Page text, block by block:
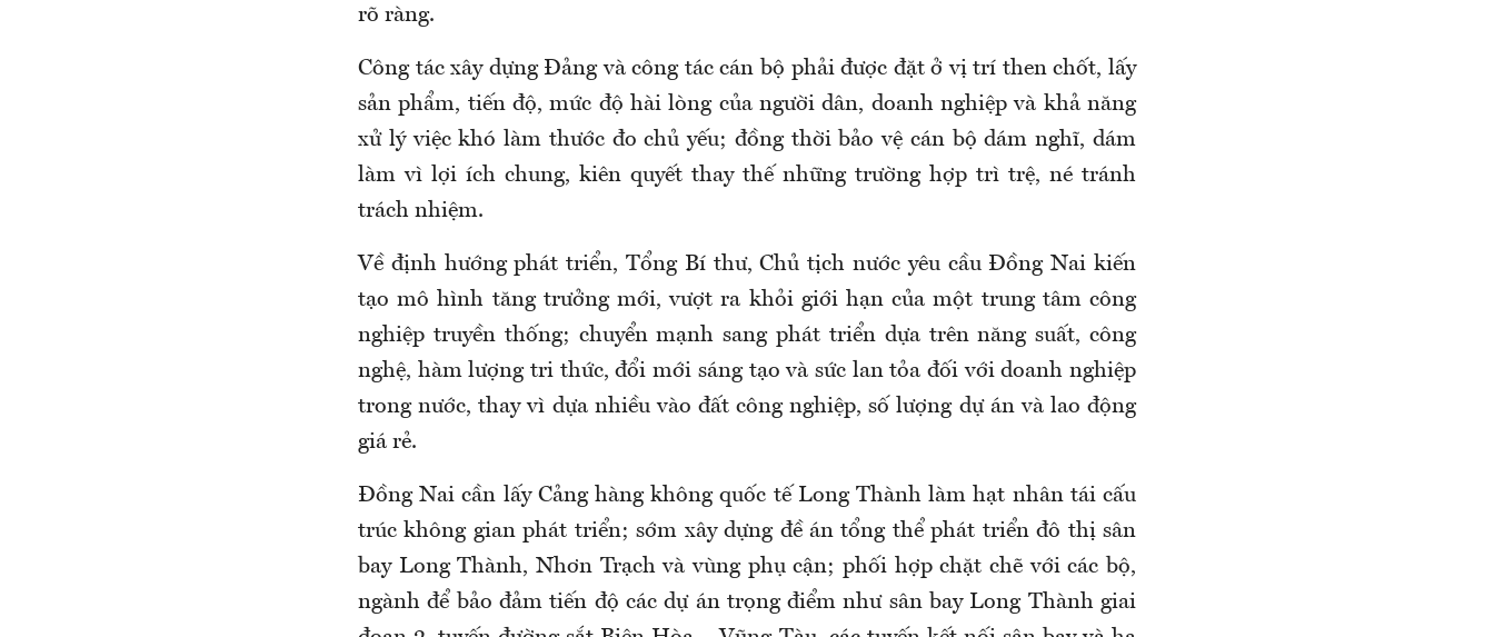
rõ ràng.
Công tác xây dựng Đảng và công tác cán bộ phải được đặt ở vị trí then chốt, lấy
sản phẩm, tiến độ, mức độ hài lòng của người dân, doanh nghiệp và khả năng
xử lý việc khó làm thước đo chủ yếu; đồng thời bảo vệ cán bộ dám nghĩ, dám
làm vì lợi ích chung, kiên quyết thay thế những trường hợp trì trệ, né tránh
trách nhiệm.
Về định hướng phát triển, Tổng Bí thư, Chủ tịch nước yêu cầu Đồng Nai kiến
tạo mô hình tăng trưởng mới, vượt ra khỏi giới hạn của một trung tâm công
nghiệp truyền thống; chuyển mạnh sang phát triển dựa trên năng suất, công
nghệ, hàm lượng tri thức, đổi mới sáng tạo và sức lan tỏa đối với doanh nghiệp
trong nước, thay vì dựa nhiều vào đất công nghiệp, số lượng dự án và lao động
giá rẻ.
Đồng Nai cần lấy Cảng hàng không quốc tế Long Thành làm hạt nhân tái cấu
trúc không gian phát triển; sớm xây dựng đề án tổng thể phát triển đô thị sân
bay Long Thành, Nhơn Trạch và vùng phụ cận; phối hợp chặt chẽ với các bộ,
ngành để bảo đảm tiến độ các dự án trọng điểm như sân bay Long Thành giai